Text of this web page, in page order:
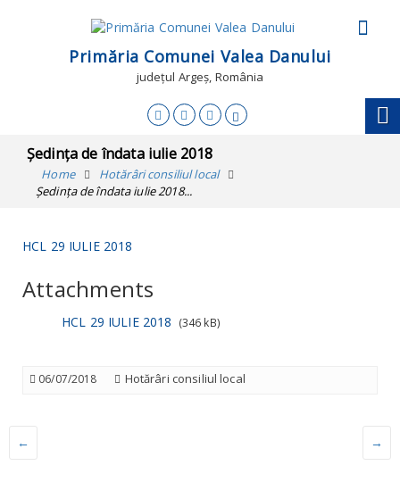
Primăria Comunei Valea Danului
județul Argeș, România
Ședința de îndata iulie 2018
Home
Hotărâri consiliul local
Ședința de îndata iulie 2018...
HCL 29 IULIE 2018
Attachments
HCL 29 IULIE 2018 (346 kB)
06/07/2018 Hotărâri consiliul local
← →